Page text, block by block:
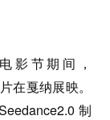
影节期间，
在戛纳展映。
制